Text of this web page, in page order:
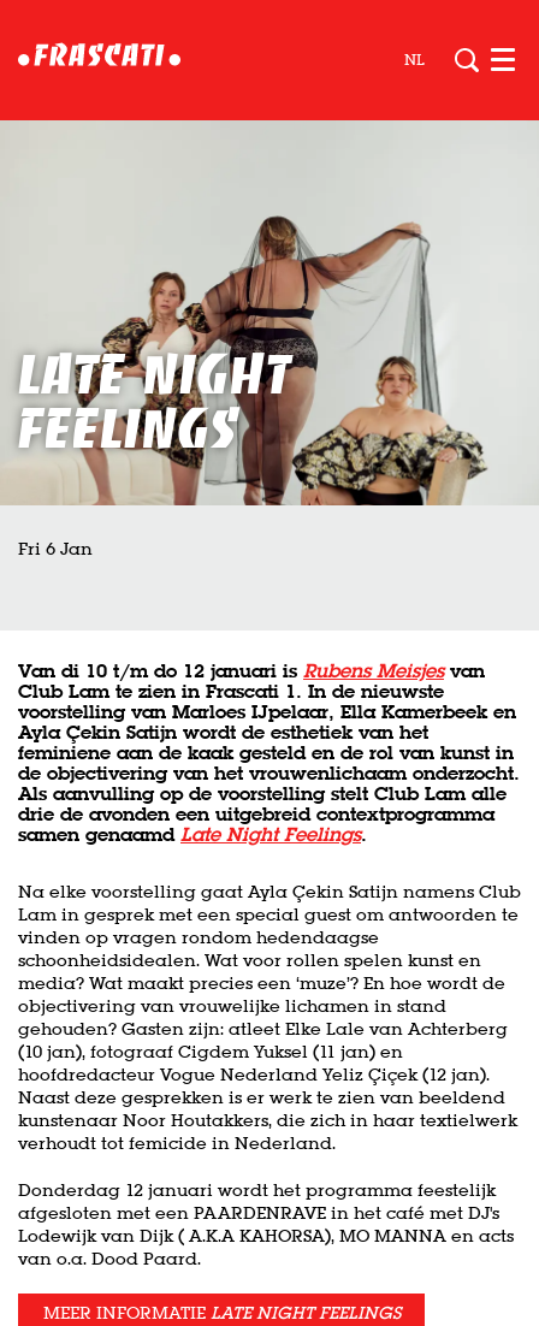
NL
Late Night
Feelings
Fri 6 Jan
Van di 10 t/m do 12 januari is Rubens Meisjes van
Club Lam te zien in Frascati 1. In de nieuwste
voorstelling van Marloes IJpelaar, Ella Kamerbeek en
Ayla Çekin Satijn wordt de esthetiek van het
feminiene aan de kaak gesteld en de rol van kunst in
de objectivering van het vrouwenlichaam onderzocht.
Als aanvulling op de voorstelling stelt Club Lam alle
drie de avonden een uitgebreid contextprogramma
samen genaamd Late Night Feelings.
Na elke voorstelling gaat Ayla Çekin Satijn namens Club
Lam in gesprek met een special guest om antwoorden te
vinden op vragen rondom hedendaagse
schoonheidsidealen. Wat voor rollen spelen kunst en
media? Wat maakt precies een ‘muze’? En hoe wordt de
objectivering van vrouwelijke lichamen in stand
gehouden? Gasten zijn: atleet Elke Lale van Achterberg
(10 jan), fotograaf Cigdem Yuksel (11 jan) en
hoofdredacteur Vogue Nederland Yeliz Çiçek (12 jan).
Naast deze gesprekken is er werk te zien van beeldend
kunstenaar Noor Houtakkers, die zich in haar textielwerk
verhoudt tot femicide in Nederland.
Donderdag 12 januari wordt het programma feestelijk
afgesloten met een PAARDENRAVE in het café met DJ's
Lodewijk van Dijk ( A.K.A KAHORSA), MO MANNA en acts
van o.a. Dood Paard.
MEER INFORMATIE LATE NIGHT FEELINGS